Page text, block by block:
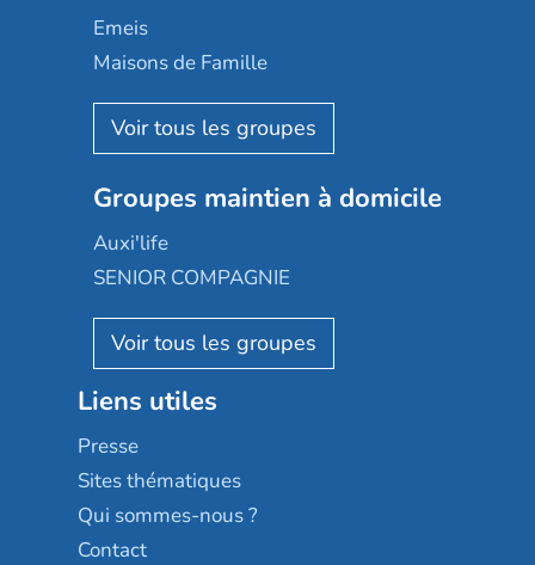
Domusvi
Happy Senior
Aquarelia
Nexity edenea
Les jardins d'Arcadie
Occitalia
Appartseniors
Reseda
Stella management
Les villages d'or
Sérénys
Résidences services Villa Médicis
Emeis
Maisons de Famille
Korian
Emera
Groupe SOS
Le Noble Âge
Almage
Résidalya
Groupe aplus
Groupes maintien à domicile
Auxi'life
SENIOR COMPAGNIE
AGE D'OR Services
Liens utiles
Presse
Sites thématiques
Qui sommes-nous ?
Contact